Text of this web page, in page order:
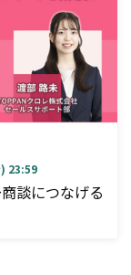
23:59
談につなげる